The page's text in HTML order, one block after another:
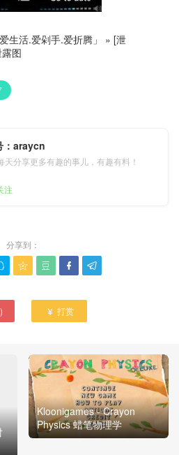
生活.爱剁手.爱折腾」 » [泄
图
：araycn
天分享更多有趣的事儿，有趣有料！
注
分享到：
   
)  打赏
Kloonigames - Crayon
Physics 蜡笔物理学